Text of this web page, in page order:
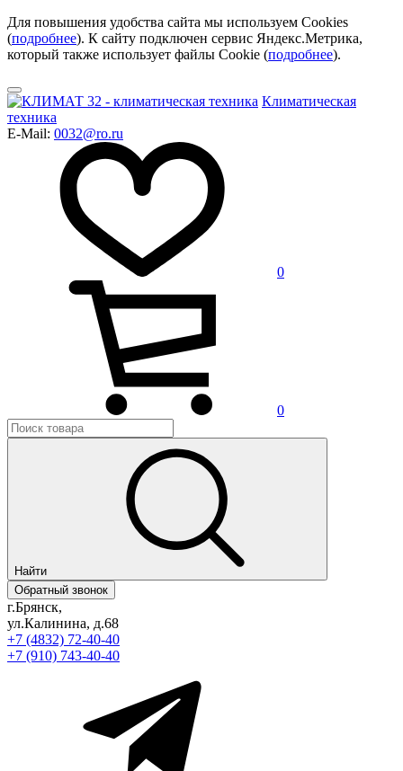
Для повышения удобства сайта мы используем Cookies
(подробнее). К сайту подключен сервис Яндекс.Метрика,
который также использует файлы Cookie (подробнее).
Климатическая
техника
E-Mail: 0032@ro.ru
0
0
Найти
Обратный звонок
г.Брянск,
ул.Калинина, д.68
+7 (4832) 72-40-40
+7 (910) 743-40-40